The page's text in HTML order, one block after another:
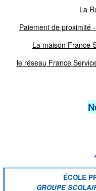
La
Paiement de proximité
La maison France
le réseau France
ÉCOLE
GROUPE